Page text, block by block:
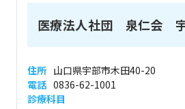
医療法人社団 泉仁会
住所 山口県宇部市木田40-20
電話 0836-62-1001
診療科目